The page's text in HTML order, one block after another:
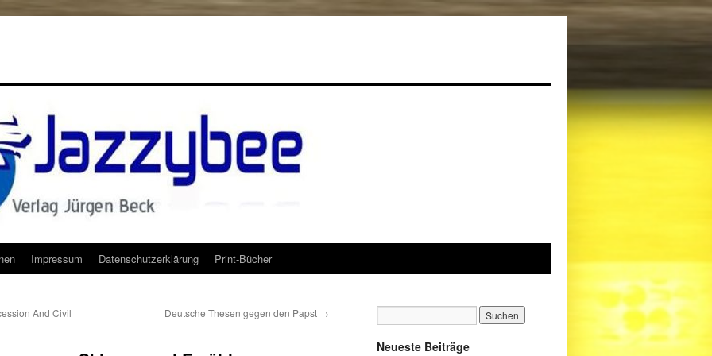
Impressum Datenschutzerklärung Print-Bücher
And Civil
Deutsche Thesen gegen den Papst →
Neueste Beiträge